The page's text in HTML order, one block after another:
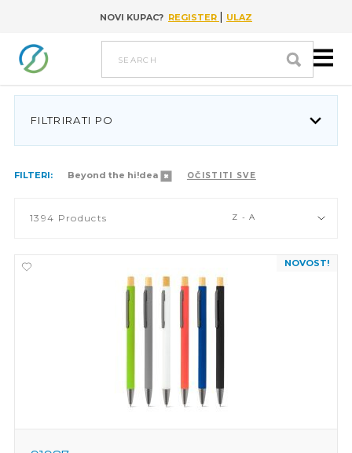
Go to contentNOVI KUPAC? REGISTER | ULAZ
search
FILTRIRATI PO
FILTERI: Beyond the hi!dea OČISTITI SVE
1394 Products Z - A
NOVOST!